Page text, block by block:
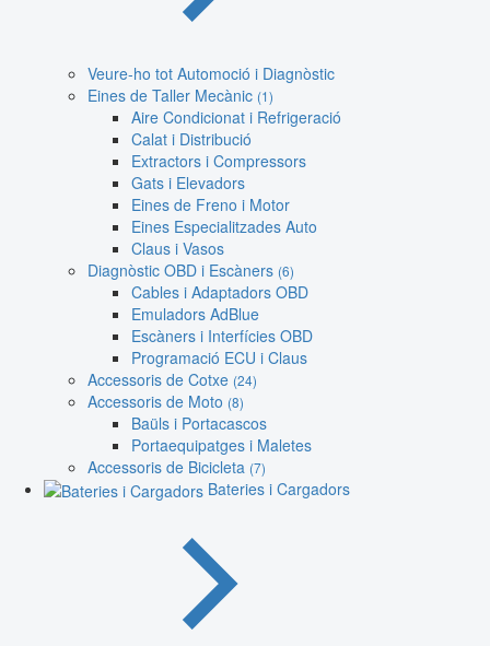
Veure-ho tot Automoció i Diagnòstic
Eines de Taller Mecànic (1)
Aire Condicionat i Refrigeració
Calat i Distribució
Extractors i Compressors
Gats i Elevadors
Eines de Freno i Motor
Eines Especialitzades Auto
Claus i Vasos
Diagnòstic OBD i Escàners (6)
Cables i Adaptadors OBD
Emuladors AdBlue
Escàners i Interfícies OBD
Programació ECU i Claus
Accessoris de Cotxe (24)
Accessoris de Moto (8)
Baüls i Portacascos
Portaequipatges i Maletes
Accessoris de Bicicleta (7)
Bateries i Cargadors